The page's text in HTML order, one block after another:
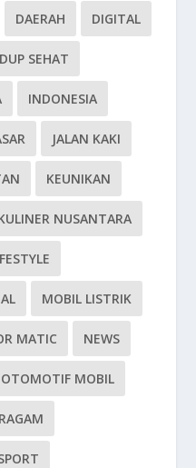
DAERAH DIGITAL
SEHAT
INDONESIA
JALAN KAKI
KEUNIKAN
NUSANTARA
MOBIL LISTRIK
MATIC NEWS
OTOMOTIF MOBIL
RAGAM